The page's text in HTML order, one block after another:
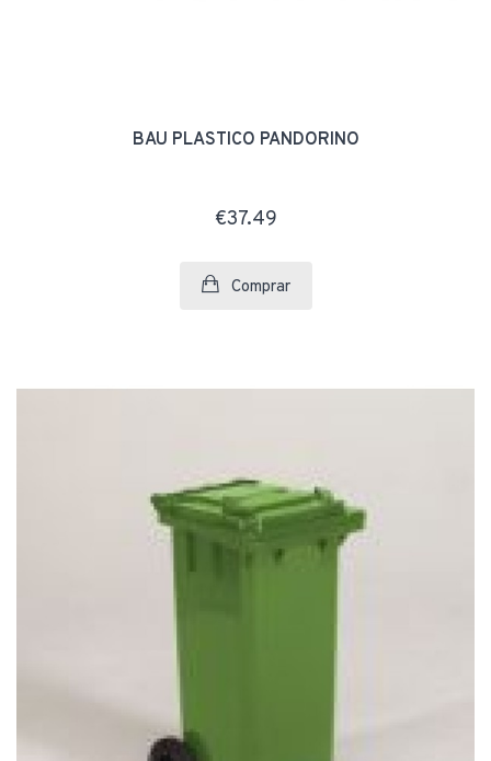
BAÚ PLÁSTICO PANDORINO
€37.49
Comprar